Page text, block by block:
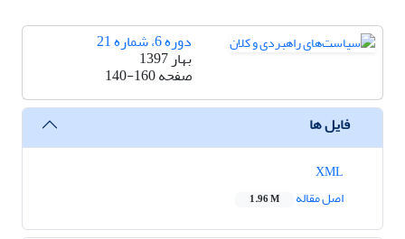
دوره 6، شماره 21
بهار 1397
صفحه140-160
فایل ها
اصل مقاله
1.96 M